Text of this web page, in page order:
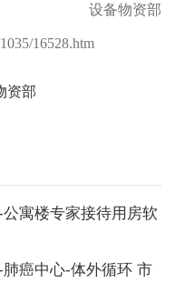
设备物资部
16528.htm
资部
寓楼专家接待用房软
癌中心-体外循环 市